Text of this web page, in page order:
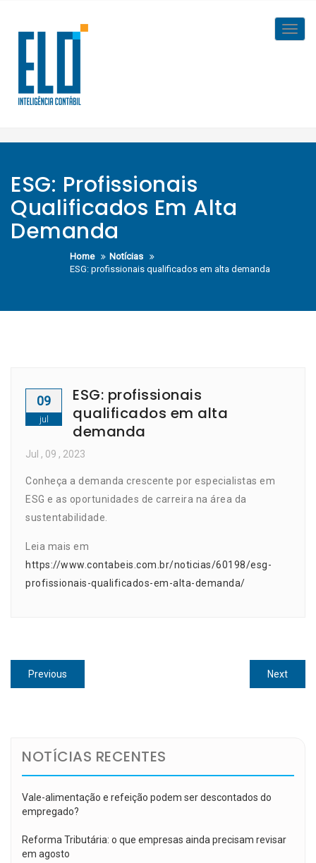
content
ESG: Profissionais
Qualificados Em Alta
Demanda
Home
Notícias
ESG: profissionais qualificados em alta demanda
09
jul
ESG: profissionais
qualificados em alta
demanda
Jul , 09 , 2023
Conheça a demanda crescente por especialistas em
ESG e as oportunidades de carreira na área da
sustentabilidade.
Leia mais em
https://www.contabeis.com.br/noticias/60198/esg-
profissionais-qualificados-em-alta-demanda/
Navegação
de
Previous
post:
NextNext
post:
NOTÍCIAS RECENTES
Vale-alimentação e refeição podem ser descontados do
empregado?
Reforma Tributária: o que empresas ainda precisam revisar
em agosto